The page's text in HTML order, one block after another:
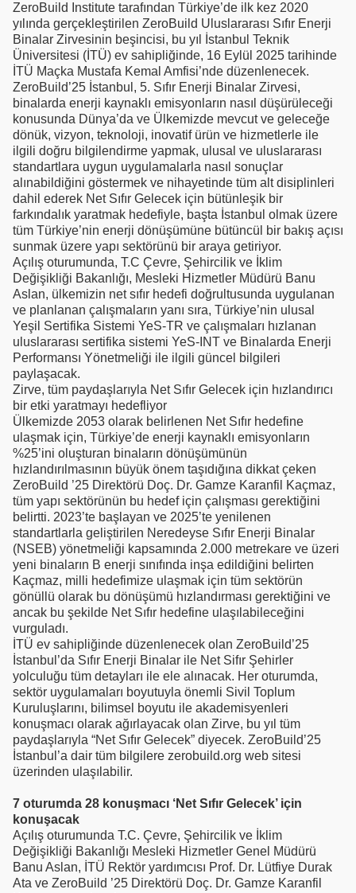
ZeroBuild Institute tarafından Türkiye’de ilk kez 2020
yılında gerçekleştirilen ZeroBuild Uluslararası Sıfır Enerji
Binalar Zirvesinin beşincisi, bu yıl İstanbul Teknik
Üniversitesi (İTÜ) ev sahipliğinde, 16 Eylül 2025 tarihinde
İTÜ Maçka Mustafa Kemal Amfisi’nde düzenlenecek.
ZeroBuild’25 İstanbul, 5. Sıfır Enerji Binalar Zirvesi,
binalarda enerji kaynaklı emisyonların nasıl düşürüleceği
konusunda Dünya’da ve Ülkemizde mevcut ve geleceğe
dönük, vizyon, teknoloji, inovatif ürün ve hizmetlerle ile
ilgili doğru bilgilendirme yapmak, ulusal ve uluslararası
standartlara uygun uygulamalarla nasıl sonuçlar
alınabildiğini göstermek ve nihayetinde tüm alt disiplinleri
dahil ederek Net Sıfır Gelecek için bütünleşik bir
farkındalık yaratmak hedefiyle, başta İstanbul olmak üzere
tüm Türkiye’nin enerji dönüşümüne bütüncül bir bakış açısı
sunmak üzere yapı sektörünü bir araya getiriyor.
Açılış oturumunda, T.C Çevre, Şehircilik ve İklim
Değişikliği Bakanlığı, Mesleki Hizmetler Müdürü Banu
Aslan, ülkemizin net sıfır hedefi doğrultusunda uygulanan
ve planlanan çalışmaların yanı sıra, Türkiye’nin ulusal
Yeşil Sertifika Sistemi YeS-TR ve çalışmaları hızlanan
uluslararası sertifika sistemi YeS-INT ve Binalarda Enerji
Performansı Yönetmeliği ile ilgili güncel bilgileri
paylaşacak.
Zirve, tüm paydaşlarıyla Net Sıfır Gelecek için hızlandırıcı
bir etki yaratmayı hedefliyor
Ülkemizde 2053 olarak belirlenen Net Sıfır hedefine
ulaşmak için, Türkiye’de enerji kaynaklı emisyonların
%25’ini oluşturan binaların dönüşümünün
hızlandırılmasının büyük önem taşıdığına dikkat çeken
ZeroBuild ’25 Direktörü Doç. Dr. Gamze Karanfil Kaçmaz,
tüm yapı sektörünün bu hedef için çalışması gerektiğini
belirtti. 2023’te başlayan ve 2025’te yenilenen
standartlarla geliştirilen Neredeyse Sıfır Enerji Binalar
(NSEB) yönetmeliği kapsamında 2.000 metrekare ve üzeri
yeni binaların B enerji sınıfında inşa edildiğini belirten
Kaçmaz, milli hedefimize ulaşmak için tüm sektörün
gönüllü olarak bu dönüşümü hızlandırması gerektiğini ve
ancak bu şekilde Net Sıfır hedefine ulaşılabileceğini
vurguladı.
İTÜ ev sahipliğinde düzenlenecek olan ZeroBuild’25
İstanbul’da Sıfır Enerji Binalar ile Net Sifır Şehirler
yolculuğu tüm detayları ile ele alınacak. Her oturumda,
sektör uygulamaları boyutuyla önemli Sivil Toplum
Kuruluşlarını, bilimsel boyutu ile akademisyenleri
konuşmacı olarak ağırlayacak olan Zirve, bu yıl tüm
paydaşlarıyla “Net Sıfır Gelecek” diyecek. ZeroBuild’25
İstanbul’a dair tüm bilgilere zerobuild.org web sitesi
üzerinden ulaşılabilir.
7 oturumda 28 konuşmacı ‘Net Sıfır Gelecek’ için
konuşacak
Açılış oturumunda T.C. Çevre, Şehircilik ve İklim
Değişikliği Bakanlığı Mesleki Hizmetler Genel Müdürü
Banu Aslan, İTÜ Rektör yardımcısı Prof. Dr. Lütfiye Durak
Ata ve ZeroBuild ’25 Direktörü Doç. Dr. Gamze Karanfil